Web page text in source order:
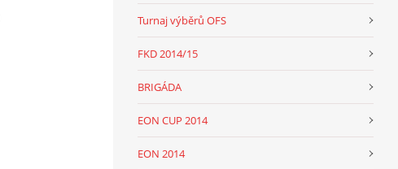
Turnaj výběrů OFS
FKD 2014/15
BRIGÁDA
EON CUP 2014
EON 2014